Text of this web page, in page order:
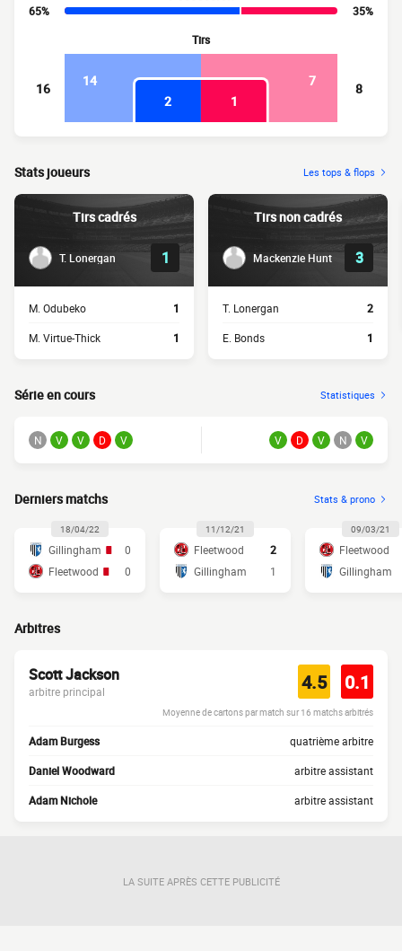
65%
35%
Tirs
16 14
7
2
1
8
Stats joueurs Les tops & flops
Tirs cadrés
T. Lonergan 1
M. Odubeko 1
M. Virtue-Thick 1
Tirs non cadrés
Mackenzie Hunt 3
T. Lonergan 2
E. Bonds 1
Série en cours Statistiques
N V V D V V D V N V
Derniers matchs Stats & prono
18/04/22
Gillingham
0
Fleetwood
0
11/12/21
Fleetwood
2
Gillingham
1
09/03/21
Fleetwood
Gillingham
Arbitres
Scott Jackson
arbitre principal 4.5 0.1
Moyenne de cartons par match sur 16 matchs arbitrés
Adam Burgess quatrième arbitre
Daniel Woodward arbitre assistant
Adam Nichole arbitre assistant
LA SUITE APRÈS CETTE PUBLICITÉ